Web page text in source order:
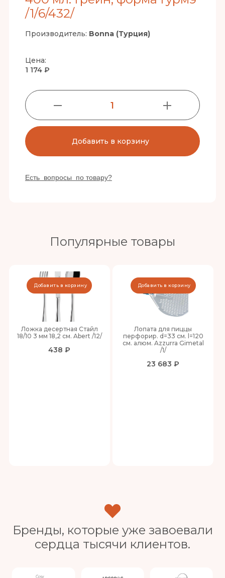
/1/6/432/
Производитель: Bonna (Турция)
Цена:
1 174 ₽
1
Добавить в корзину
Есть вопросы по товару?
Популярные товары
Ложка десертная Стайл
18/10 3 мм 18,2 см. Abert /12/
438 ₽
Добавить в корзину
Лопата для пиццы
перфорир. d=33 см. l=120
см. алюм. Azzurra Gimetal
/1/
23 683 ₽
Добавить в корзину
Бренды, которые уже завоевали
сердца тысячи клиентов.